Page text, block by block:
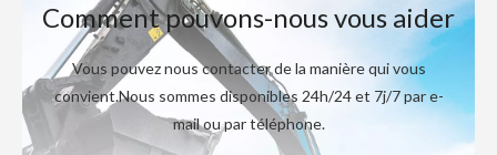
Comment pouvons-nous vous aider
Vous pouvez nous contacter de la manière qui vous
convient.Nous sommes disponibles 24h/24 et 7j/7 par e-
mail ou par téléphone.